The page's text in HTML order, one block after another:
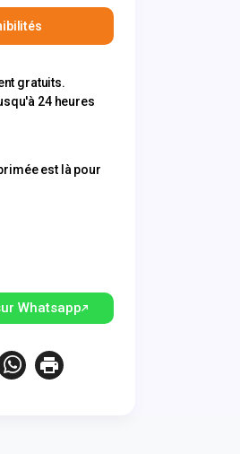
gratuits.
24 heures
est là pour
Whatsapp